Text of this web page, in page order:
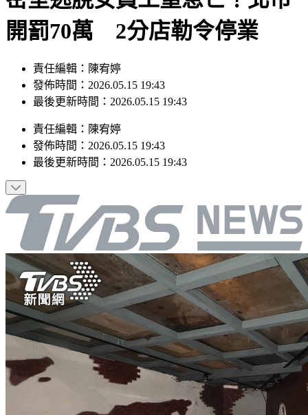
開罰70萬 2分店勒令停業
發佈時間：2026.05.15 19:43
最後更新時間：2026.05.15 19:43
發佈時間： 2026.05.15 19:43
最後更新時間：2026.05.15 19:43